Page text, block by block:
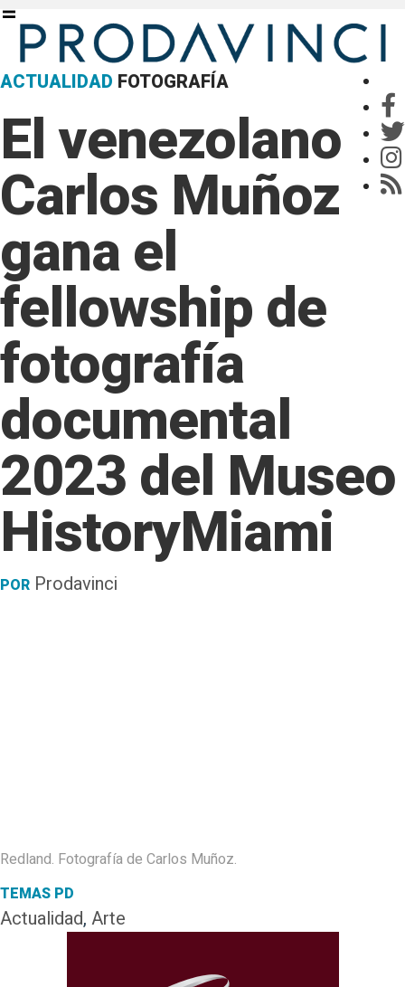
ACTUALIDAD FOTOGRAFÍA
El venezolano
Carlos Muñoz
gana el
fellowship de
fotografía
documental
2023 del Museo
HistoryMiami
POR Prodavinci
Redland. Fotografía de Carlos Muñoz.
TEMAS PD
Actualidad, Arte